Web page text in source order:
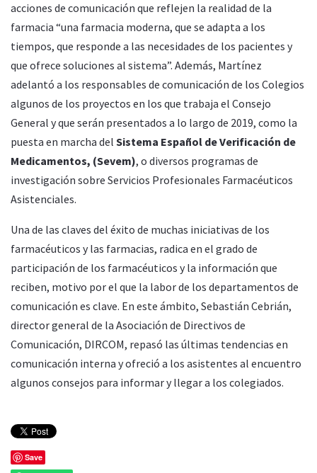
acciones de comunicación que reflejen la realidad de la
farmacia “una farmacia moderna, que se adapta a los
tiempos, que responde a las necesidades de los pacientes y
que ofrece soluciones al sistema”. Además, Martínez
adelantó a los responsables de comunicación de los Colegios
algunos de los proyectos en los que trabaja el Consejo
General y que serán presentados a lo largo de 2019, como la
puesta en marcha del Sistema Español de Verificación de
Medicamentos, (Sevem), o diversos programas de
investigación sobre Servicios Profesionales Farmacéuticos
Asistenciales.
Una de las claves del éxito de muchas iniciativas de los
farmacéuticos y las farmacias, radica en el grado de
participación de los farmacéuticos y la información que
reciben, motivo por el que la labor de los departamentos de
comunicación es clave. En este ámbito, Sebastián Cebrián,
director general de la Asociación de Directivos de
Comunicación, DIRCOM, repasó las últimas tendencias en
comunicación interna y ofreció a los asistentes al encuentro
algunos consejos para informar y llegar a los colegiados.
Save